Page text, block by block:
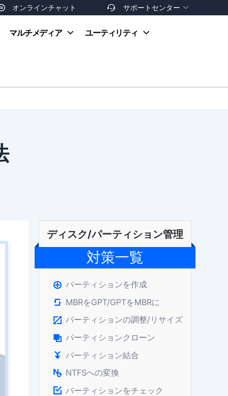
オンラインチャット  サポートセンター 
お支払い方法
マルチメディア ユーティリティ
ディスク/パーティション管理
対策一覧
 パーティションを作成
 MBRをGPT/GPTをMBRに
 パーティションの調整/リサイズ
 パーティションクローン
 パーティション結合
 NTFSへの変換
 パーティションをチェック